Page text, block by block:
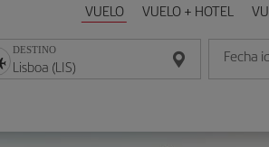
VUELO VUELO + HOTEL
DESTINO Fecha
Introduce